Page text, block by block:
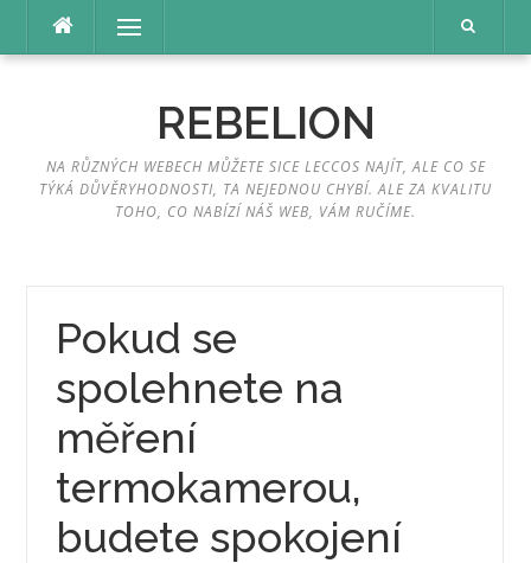
Přeskočit
obsah
Menu
REBELION
NA RŮZNÝCH WEBECH MŮŽETE SICE LECCOS NAJÍT, ALE CO SE
TÝKÁ DŮVĚRYHODNOSTI, TA NEJEDNOU CHYBÍ. ALE ZA KVALITU
TOHO, CO NABÍZÍ NÁŠ WEB, VÁM RUČÍME.
Pokud se
spolehnete na
měření
termokamerou,
budete spokojení